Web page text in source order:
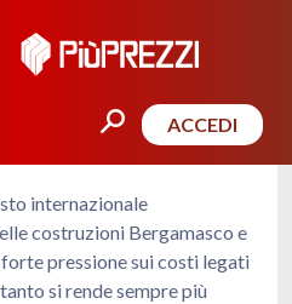
ACCEDI
internazionale
costruzioni Bergamasco e
pressione sui costi legati
si rende sempre più